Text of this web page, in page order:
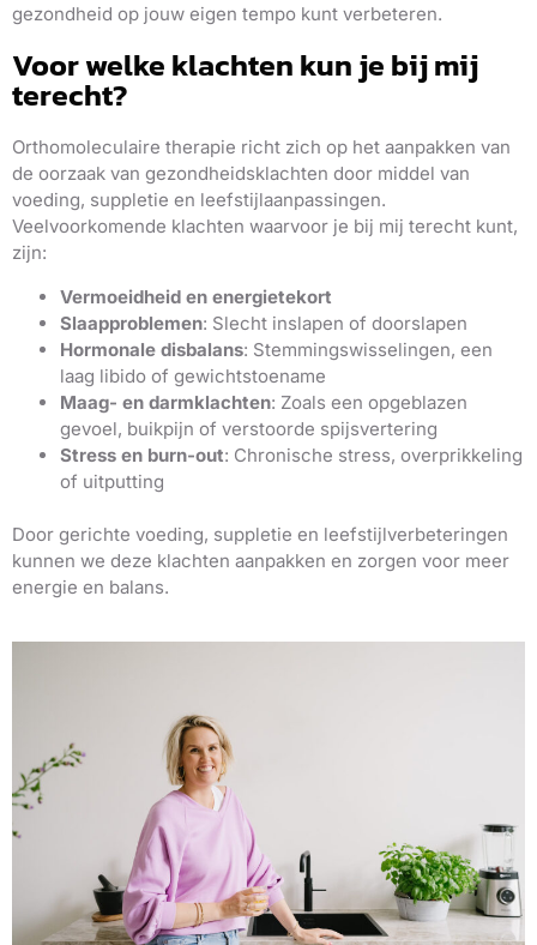
gezondheid op jouw eigen tempo kunt verbeteren.
Voor welke klachten kun je bij mij
terecht?
Orthomoleculaire therapie richt zich op het aanpakken van
de oorzaak van gezondheidsklachten door middel van
voeding, suppletie en leefstijlaanpassingen.
Veelvoorkomende klachten waarvoor je bij mij terecht kunt,
zijn:
Vermoeidheid en energietekort
Slaapproblemen: Slecht inslapen of doorslapen
Hormonale disbalans: Stemmingswisselingen, een
laag libido of gewichtstoename
Maag- en darmklachten: Zoals een opgeblazen
gevoel, buikpijn of verstoorde spijsvertering
Stress en burn-out: Chronische stress, overprikkeling
of uitputting
Door gerichte voeding, suppletie en leefstijlverbeteringen
kunnen we deze klachten aanpakken en zorgen voor meer
energie en balans.